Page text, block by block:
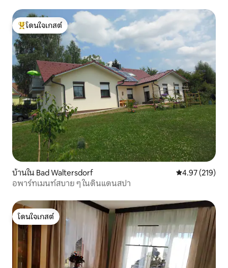
โดนใจเกสต์ที่สุด
โดนใจเกสต์
บ้านใน Bad Waltersdorf คะแนนเฉลี่ย
4.97 (219)
อพาร์ทเมนท์สบาย ๆ ในดินแดนสปา
โดนใจเกสต์
โดนใจเกสต์